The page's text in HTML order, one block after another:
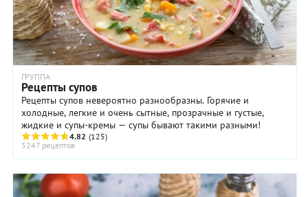
ГРУППА
Рецепты супов
Рецепты супов невероятно разнообразны. Горячие и
холодные, легкие и очень сытные, прозрачные и густые,
жидкие и супы-кремы — супы бывают такими разными!
4.82 (125)
3247 рецептов